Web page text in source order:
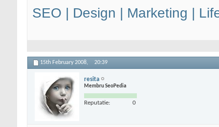
SEO | Design | Marketing |
15th February 2008, 20:39
resita
Membru SeoPedia
Reputatie: 0